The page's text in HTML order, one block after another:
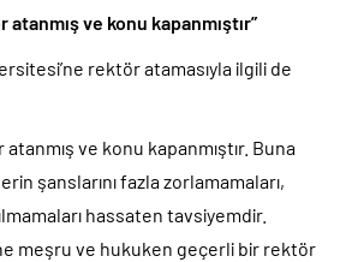
bugün rüşvetten gözaltına alındı!.
ve konu kapanmıştır”
rektör atamasıyla ilgili de
ve konu kapanmıştır. Buna
şanslarını fazla zorlamamaları,
hassaten tavsiyemdir.
meşru ve hukuken geçerli bir rektör